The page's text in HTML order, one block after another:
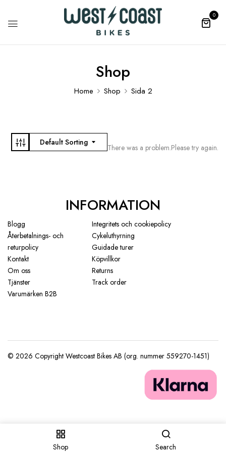
0
Shop Search
Shop
Home Shop Sida 2
Default Sorting
There was a problem.Please try again.
INFORMATION
Blogg
Integritets och cookiepolicy
Återbetalnings- och
returpolicy
Cykeluthyrning
Guidade turer
Kontakt
Köpvillkor
Om oss
Returns
Tjänster
Track order
Varumärken B2B